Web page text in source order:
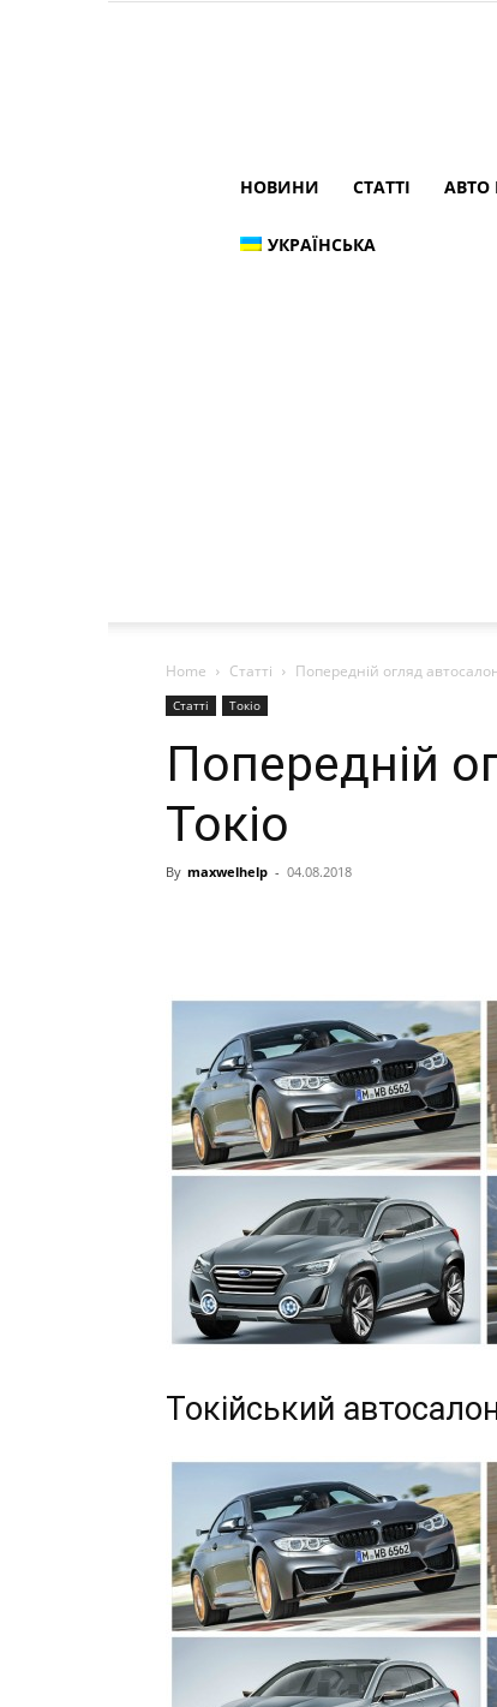
НОВИНИ СТАТТІ
УКРАЇНСЬКА
Home Статті Попередній огляд
Статті Токіо
Попередній
Токіо
By maxwelhelp - 04.08.2018
Токійський